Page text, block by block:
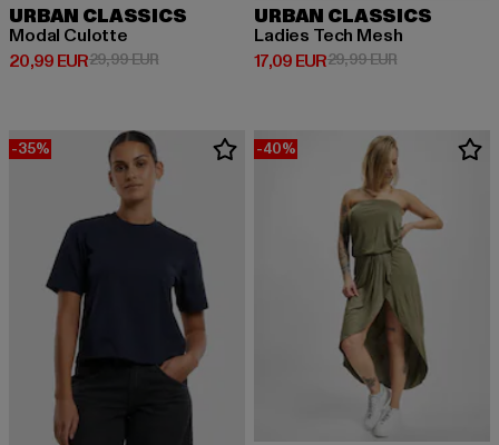
URBAN CLASSICS
Modal Culotte
20,99 EUR
Derzeitiger Preis: 20,99 EUR
29,99 EURAktionspreis: 29,99 EUR
URBAN CLASSICS
Ladies Tech Mesh
17,09 EUR
Derzeitiger Preis: 17,09 EUR
29,99 EURAktionspreis:
-35% -40%